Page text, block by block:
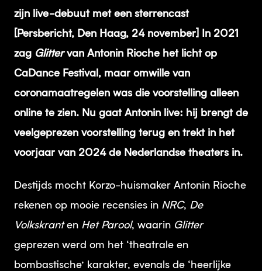
zijn live-debuut met een sterrencast
[Persbericht, Den Haag, 24 november] In 2021
zag Glittervan Antonin Rioche het licht op
CaDance Festival, maar omwille van
coronamaatregelen was die voorstelling alleen
online te zien. Nu gaat Antonin live: hij brengt de
veelgeprezen voorstelling terug en trekt in het
voorjaar van 2024 de Nederlandse theaters in.
Destijds mocht Korzo-huismaker Antonin Rioche
rekenen op mooie recensies in NRC, De
Volkskranten Het Parool, waarin Glitter
geprezen werd om het ‘theatrale en
bombastische’ karakter, evenals de ‘heerlijke